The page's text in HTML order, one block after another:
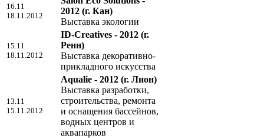
16.11
18.11.2012
2012 (г. Кан)
Выставка экологии
15.11
18.11.2012
ID-Creatives - 2012 (г.
Ренн)
Выставка декоративно-
прикладного искусства
13.11
15.11.2012
Aqualie - 2012 (г. Лион)
Выставка разработки,
строительства, ремонта
и оснащения бассейнов,
водных центров и
аквапарков